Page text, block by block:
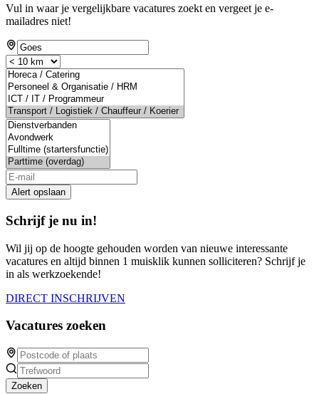
Vul in waar je vergelijkbare vacatures zoekt en vergeet je e-
mailadres niet!
Alert opslaan
Schrijf je nu in!
Wil jij op de hoogte gehouden worden van nieuwe interessante
vacatures en altijd binnen 1 muisklik kunnen solliciteren? Schrijf je
in als werkzoekende!
DIRECT INSCHRIJVEN
Vacatures zoeken
Zoeken